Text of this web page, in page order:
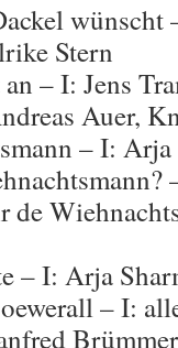
Stern
– I: Jens
Auer,
– I: Arja
de
– I: Arja
– I:
Brümmer